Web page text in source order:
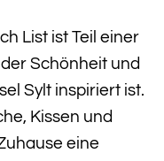
List ist Teil einer
Schönheit und
Sylt inspiriert ist.
Kissen und
eine